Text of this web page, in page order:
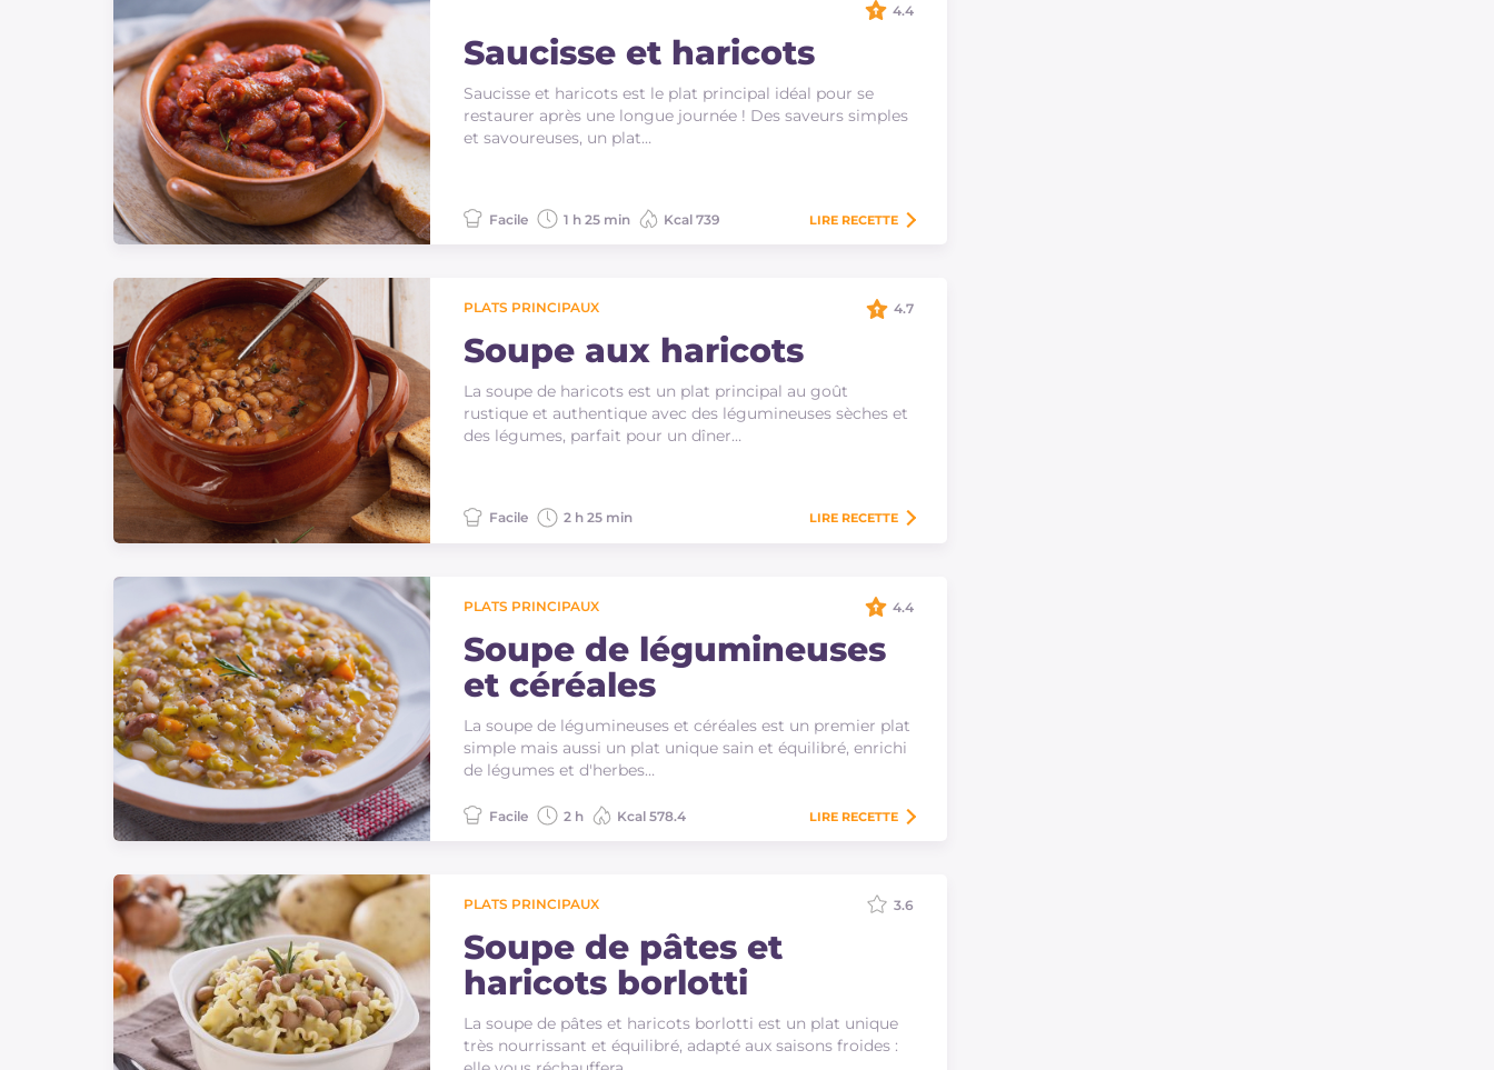
Saucisse et haricots
Saucisse et haricots est le plat principal idéal pour se
restaurer après une longue journée ! Des saveurs simples
et savoureuses, un plat…
4.4
Facile 1 h 25 min Kcal 739 LIRE RECETTE
PLATS PRINCIPAUX
Soupe aux haricots
La soupe de haricots est un plat principal au goût
rustique et authentique avec des légumineuses sèches et
des légumes, parfait pour un dîner…
4.7
Facile 2 h 25 min LIRE RECETTE
PLATS PRINCIPAUX
Soupe de légumineuses
et céréales
La soupe de légumineuses et céréales est un premier plat
simple mais aussi un plat unique sain et équilibré, enrichi
de légumes et d'herbes…
4.4
Facile 2 h Kcal 578.4 LIRE RECETTE
PLATS PRINCIPAUX
Soupe de pâtes et
haricots borlotti
La soupe de pâtes et haricots borlotti est un plat unique
très nourrissant et équilibré, adapté aux saisons froides :
3.6